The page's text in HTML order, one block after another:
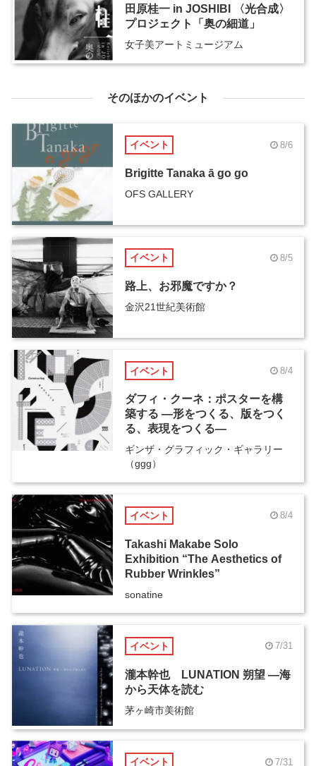
田原桂一 in JOSHIBI 〈光合成〉
プロジェクト「奥の細道」
女子美アートミュージアム
そのほかのイベント
イベント 8/6
Brigitte Tanaka ā go go
OFS GALLERY
イベント 8/5
路上、お邪魔ですか？
金沢21世紀美術館
イベント 8/4
ダフィ・クーネ：ポスターを構
築する ―形をつくる、版をつく
る、表現をつくる―
ギンザ・グラフィック・ギャラリー
（ggg）
イベント 8/4
Takashi Makabe Solo
Exhibition “The Aesthetics of
Rubber Wrinkles”
sonatine
イベント 7/31
瀧本幹也 LUNATION 朔望 ―海
から天体を読む
茅ヶ崎市美術館
イベント 7/31